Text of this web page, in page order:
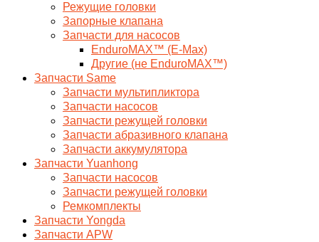
Режущие головки
Запорные клапана
Запчасти для насосов
EnduroMAX™ (E-Max)
Другие (не EnduroMAX™)
Запчасти Same
Запчасти мультипликтора
Запчасти насосов
Запчасти режущей головки
Запчасти абразивного клапана
Запчасти аккумулятора
Запчасти Yuanhong
Запчасти насосов
Запчасти режущей головки
Ремкомплекты
Запчасти Yongda
Запчасти APW